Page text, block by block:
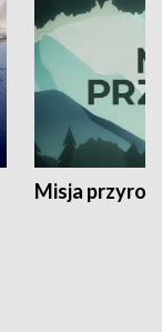
Misja